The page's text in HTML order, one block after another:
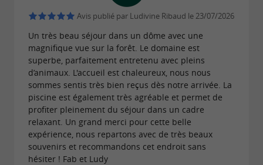
Avis publié par Ludivine Ribaud le 23/07/2026
Un très beau séjour dans un dôme avec une
magnifique vue sur la forêt. Le domaine est
superbe, parfaitement entretenu avec pleins
d’animaux. L'accueil est chaleureux, nous nous
sommes sentis très bien reçus dès notre arrivée. La
piscine est également très agréable et permet de
profiter pleinement du séjour dans un cadre
relaxant. Un grand merci pour cette belle
expérience, nous repartons avec de très beaux
souvenirs et recommandons cet endroit sans
hésiter ! Fab et Ludy